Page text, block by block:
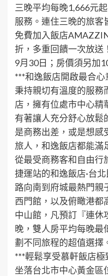
三晚平均每晚1,666元
服務。連住三晚的旅客
免費加入飯店
折，多重回饋一次放送
9月30日；房價須另加
***和逸飯店開啟最合
秉持親切有溫度的服務
店，擁有位處市中心精
有著讓人充分舒心放鬆
是商務出差，或是想感
旅人，和逸飯店都能滿
從最受商務客和自由行
捷運站的和逸飯店·台
路向南到府城最熱門親
西門館，以及俯瞰港都
中山館，凡預訂『連休
晚，雙人房平均每晚最
劃不同旅程的超值選擇
***輕鬆享受慕軒飯店
坐落台北市中心黃金區